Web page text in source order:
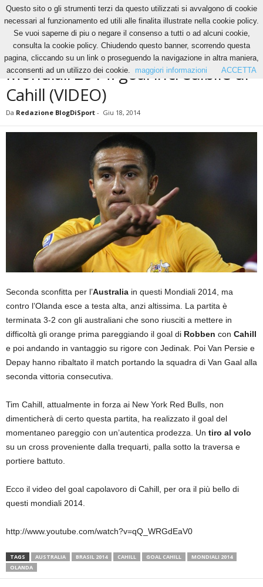
News Mondiali 2014: goal incredibile di Cahill (VIDEO)
NEWS
Mondiali 2014: goal incredibile di
Cahill (VIDEO)
Da Redazione BlogDiSport - Giu 18, 2014
Seconda sconfitta per l’Australia in questi Mondiali 2014, ma
contro l’Olanda esce a testa alta, anzi altissima. La partita è
terminata 3-2 con gli australiani che sono riusciti a mettere in
difficoltà gli orange prima pareggiando il goal di Robben con Cahill
e poi andando in vantaggio su rigore con Jedinak. Poi Van Persie e
Depay hanno ribaltato il match portando la squadra di Van Gaal alla
seconda vittoria consecutiva.
Tim Cahill, attualmente in forza ai New York Red Bulls, non
dimenticherà di certo questa partita, ha realizzato il goal del
momentaneo pareggio con un’autentica prodezza. Un tiro al volo
su un cross proveniente dalla trequarti, palla sotto la traversa e
portiere battuto.
Ecco il video del goal capolavoro di Cahill, per ora il più bello di
questi mondiali 2014.
http://www.youtube.com/watch?v=qQ_WRGdEaV0
TAGS AUSTRALIA BRASIL 2014 CAHILL GOAL CAHILL
MONDIALI 2014
OLANDA
Questo sito o gli strumenti terzi da questo utilizzati si avvalgono di cookie
necessari al funzionamento ed utili alle finalita illustrate nella cookie policy.
Se vuoi saperne di piu o negare il consenso a tutti o ad alcuni cookie,
consulta la cookie policy. Chiudendo questo banner, scorrendo questa
pagina, cliccando su un link o proseguendo la navigazione in altra maniera,
acconsenti ad un utilizzo dei cookie.
maggiori informazioni ACCETTA